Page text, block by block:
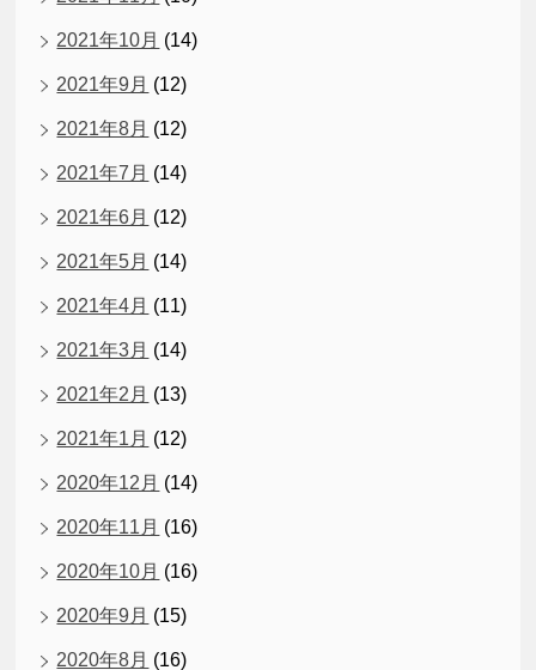
2021年10月 (14)
2021年9月 (12)
2021年8月 (12)
2021年7月 (14)
2021年6月 (12)
2021年5月 (14)
2021年4月 (11)
2021年3月 (14)
2021年2月 (13)
2021年1月 (12)
2020年12月 (14)
2020年11月 (16)
2020年10月 (16)
2020年9月 (15)
2020年8月 (16)